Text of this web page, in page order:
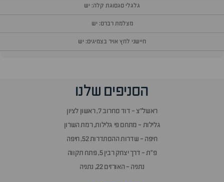
גלגלי סגסוגת קלה: יש
מצלמת רברס: יש
חיישני לחץ אויר בצמיגים: יש
הסניפים שלנו
ראשל״צ - דוד סחרוב 7, ראשון לציון
גלילות - מתחם פי גלילות, רמת השרון
חיפה - שדרות ההסתדרות 52, חיפה
פ״ת - דרך יצחק רבין 5, פתח תקווה
נתניה - האורזים 22, נתניה